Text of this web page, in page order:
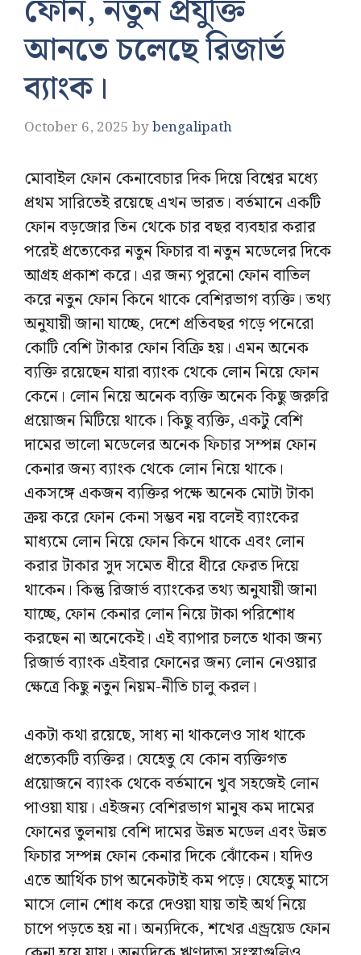
ফোন, নতুন প্রযুক্তি
আনতে চলেছে রিজার্ভ
ব্যাংক।
October 6, 2025 bybengalipath
মোবাইল ফোন কেনাবেচার দিক দিয়ে বিশ্বের মধ্যে
প্রথম সারিতেই রয়েছে এখন ভারত। বর্তমানে একটি
ফোন বড়জোর তিন থেকে চার বছর ব্যবহার করার
পরেই প্রত্যেকের নতুন ফিচার বা নতুন মডেলের দিকে
আগ্রহ প্রকাশ করে। এর জন্য পুরনো ফোন বাতিল
করে নতুন ফোন কিনে থাকে বেশিরভাগ ব্যক্তি। তথ্য
অনুযায়ী জানা যাচ্ছে, দেশে প্রতিবছর গড়ে পনেরো
কোটি বেশি টাকার ফোন বিক্রি হয়। এমন অনেক
ব্যক্তি রয়েছেন যারা ব্যাংক থেকে লোন নিয়ে ফোন
কেনে। লোন নিয়ে অনেক ব্যক্তি অনেক কিছু জরুরি
প্রয়োজন মিটিয়ে থাকে। কিছু ব্যক্তি, একটু বেশি
দামের ভালো মডেলের অনেক ফিচার সম্পন্ন ফোন
কেনার জন্য ব্যাংক থেকে লোন নিয়ে থাকে।
একসঙ্গে একজন ব্যক্তির পক্ষে অনেক মোটা টাকা
ক্রয় করে ফোন কেনা সম্ভব নয় বলেই ব্যাংকের
মাধ্যমে লোন নিয়ে ফোন কিনে থাকে এবং লোন
করার টাকার সুদ সমেত ধীরে ধীরে ফেরত দিয়ে
থাকেন। কিন্তু রিজার্ভ ব্যাংকের তথ্য অনুযায়ী জানা
যাচ্ছে, ফোন কেনার লোন নিয়ে টাকা পরিশোধ
করছেন না অনেকেই। এই ব্যাপার চলতে থাকা জন্য
রিজার্ভ ব্যাংক এইবার ফোনের জন্য লোন নেওয়ার
ক্ষেত্রে কিছু নতুন নিয়ম-নীতি চালু করল।
একটা কথা রয়েছে, সাধ্য না থাকলেও সাধ থাকে
প্রত্যেকটি ব্যক্তির। যেহেতু যে কোন ব্যক্তিগত
প্রয়োজনে ব্যাংক থেকে বর্তমানে খুব সহজেই লোন
পাওয়া যায়। এইজন্য বেশিরভাগ মানুষ কম দামের
ফোনের তুলনায় বেশি দামের উন্নত মডেল এবং উন্নত
ফিচার সম্পন্ন ফোন কেনার দিকে ঝোঁকেন। যদিও
এতে আর্থিক চাপ অনেকটাই কম পড়ে। যেহেতু মাসে
মাসে লোন শোধ করে দেওয়া যায় তাই অর্থ নিয়ে
চাপে পড়তে হয় না। অন্যদিকে, শখের এন্ড্রয়েড ফোন